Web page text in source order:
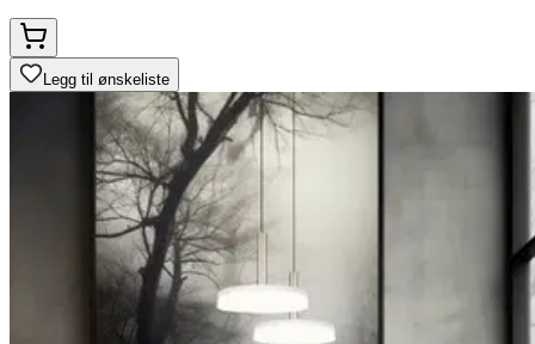
Legg til ønskeliste